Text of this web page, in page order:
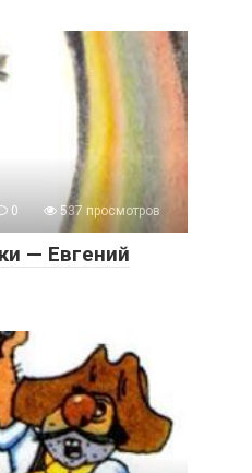
0
537 просмотров
— Евгений